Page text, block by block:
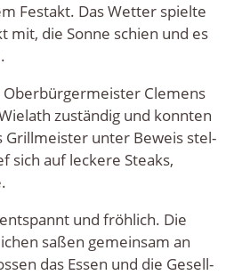
Fest­akt. Das Wet­ter spiel­te
mit, die Son­ne schien und es
Ober­bür­ger­meis­ter Cle­mens
zustän­dig und konn­ten
Grill­meis­ter unter Beweis stel­
sich auf lecke­re Steaks,
und fröh­lich. Die
saßen gemein­sam an
das Essen und die Gesell­